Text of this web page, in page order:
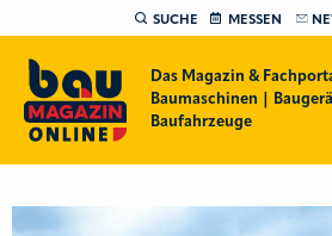
SUCHE MESSEN
Das Magazin &
Baumaschinen |
Baufahrzeuge